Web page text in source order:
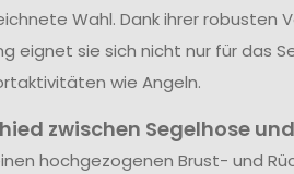
Wahl. Dank ihrer robusten
eignet sie sich nicht nur für das
wie Angeln.
zwischen Segelhose
hochgezogenen Brust- und